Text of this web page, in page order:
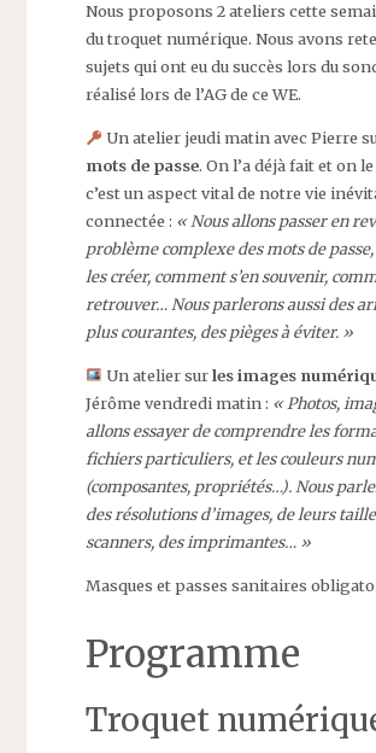
Nous proposons 2 ateliers cette
du troquet numérique. Nous avons
sujets qui ont eu du succès lors du
réalisé lors de l’AG de ce WE.
Un atelier jeudi matin avec Pierre
mots de passe. On l’a déjà fait et on
c’est un aspect vital de notre vie
connectée : « Nous allons passer en
problème complexe des mots de
les créer, comment s’en souvenir,
retrouver… Nous parlerons aussi des
plus courantes, des pièges à éviter. »
Un atelier surles images
Jérôme vendredi matin : « Photos,
allons essayer de comprendre les
fichiers particuliers, et les couleurs
(composantes, propriétés…). Nous
des résolutions d’images, de leurs
scanners, des imprimantes… »
Masques et passes sanitaires
Programme
Troquet